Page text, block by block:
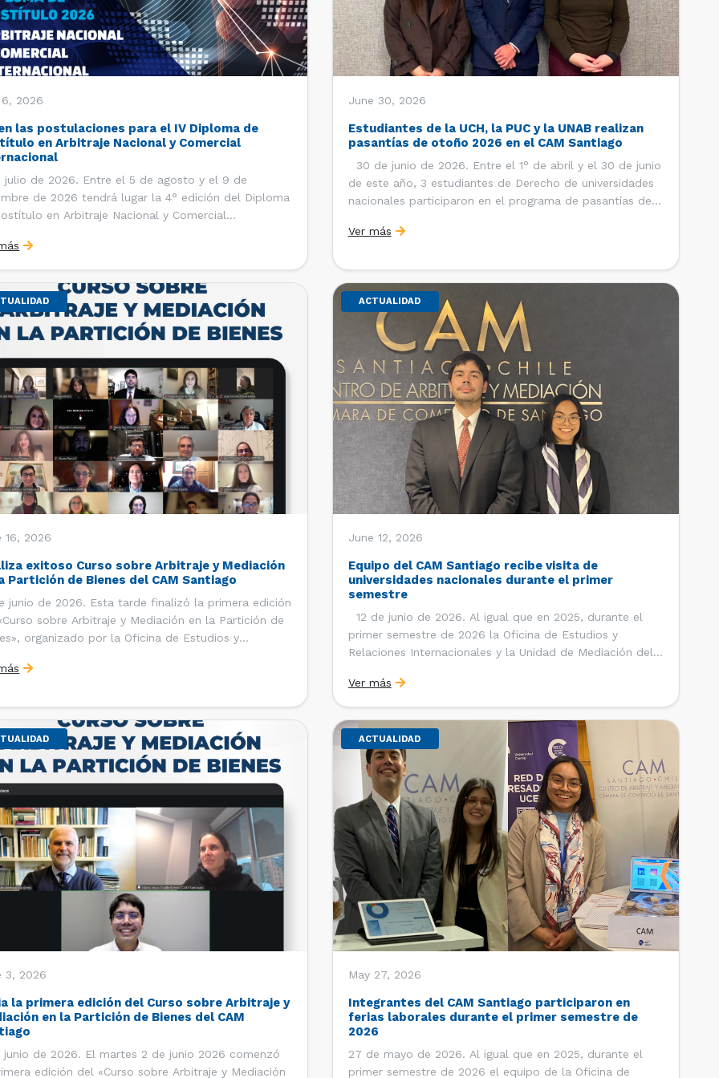
2026
las postulaciones para el IV Diploma de
en Arbitraje Nacional y Comercial
julio de 2026. Entre el 5 de agosto y el 9 de
de 2026 tendrá lugar la 4° edición del Diploma
en Arbitraje Nacional y Comercial
Internacional de la Facultad de Derecho de la
de Chile y […]
June 30, 2026
Estudiantes de la UCH, la PUC y la UNAB realizan
pasantías de otoño 2026 en el CAM Santiago
30 de junio de 2026. Entre el 1° de abril y el 30 de junio
de este año, 3 estudiantes de Derecho de universidades
nacionales participaron en el programa de pasantías del
Comercio de Santiago (CCS). Así, se realizaron […]
Ver más
16, 2026
exitoso Curso sobre Arbitraje y Mediación
Partición de Bienes del CAM Santiago
junio de 2026. Esta tarde finalizó la primera edición
sobre Arbitraje y Mediación en la Partición de
organizado por la Oficina de Estudios y
(CAM) de la Cámara de Comercio de Santiago
ACTUALIDAD
June 12, 2026
Equipo del CAM Santiago recibe visita de
universidades nacionales durante el primer
semestre
12 de junio de 2026. Al igual que en 2025, durante el
primer semestre de 2026 la Oficina de Estudios y
Relaciones Internacionales y la Unidad de Mediación del
Comercio de Santiago (CCS) han recibido la visita de
estudiantes de […]
Ver más
3, 2026
la primera edición del Curso sobre Arbitraje y
en la Partición de Bienes del CAM
junio de 2026. El martes 2 de junio 2026 comenzó
edición del «Curso sobre Arbitraje y Mediación
ACTUALIDAD
May 27, 2026
Integrantes del CAM Santiago participaron en
ferias laborales durante el primer semestre de
2026
27 de mayo de 2026. Al igual que en 2025, durante el
primer semestre de 2026 el equipo de la Oficina de